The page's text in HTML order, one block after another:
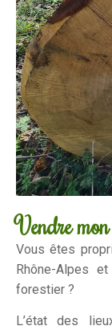
Vendre
Vous êtes
Rhône-Alpes
forestier ?
L’état des